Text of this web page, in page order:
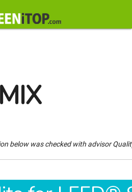
below was checked with advisor